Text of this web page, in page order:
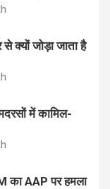
क्यों जोड़ा जाता है
में कामिल-
का AAP पर हमला